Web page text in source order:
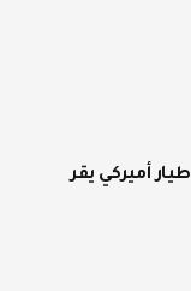
وكاد يقتل 84 راكبا.. طيار أميركي يقر